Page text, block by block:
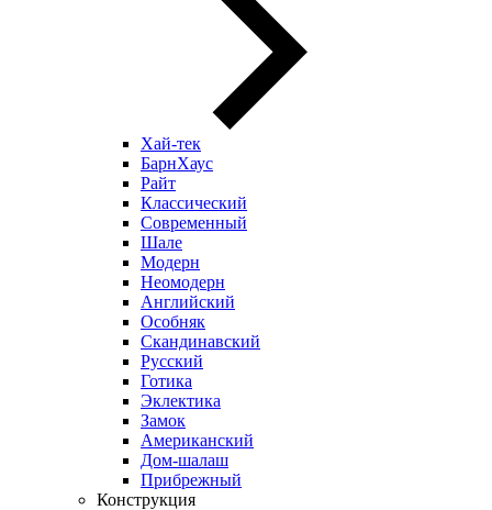
Хай-тек
БарнХаус
Райт
Классический
Современный
Шале
Модерн
Неомодерн
Английский
Особняк
Скандинавский
Русский
Готика
Эклектика
Замок
Американский
Дом-шалаш
Прибрежный
Конструкция